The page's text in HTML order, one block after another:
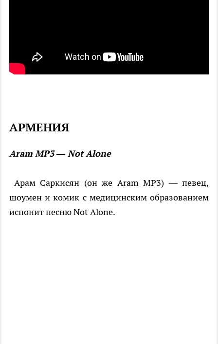
АРМЕНИЯ
Aram MP3 — Not Alone
Арам Саркисян (он же Aram MP3) — певец,
шоумен и комик с медицинским образованием
испонит песню Not Alone.